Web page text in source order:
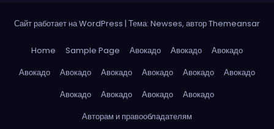
Сайт работает на WordPress | Тема: Newses, авторThemeansar
Home Sample Page Авокадо Авокадо
Авокадо
Авокадо
Авокадо Авокадо Авокадо Авокадо
Авокадо
Авокадо
Авокадо Авокадо
Авокадо
Авторам и правообладателям